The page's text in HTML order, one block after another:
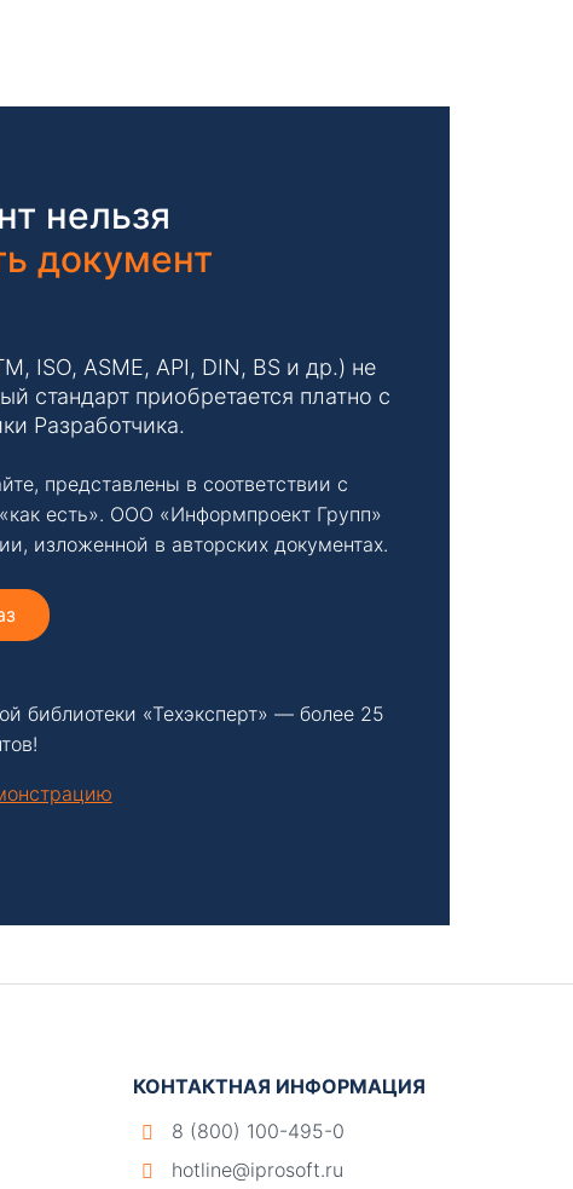
нельзя
документ
ISO, ASME, API, DIN, BS и др.) не
стандарт приобретается платно с
Разработчика.
представлены в соответствии с
есть». ООО «Информпроект Групп»
изложенной в авторских документах.
библиотеки «Техэксперт» — более 25
КОНТАКТНАЯ ИНФОРМАЦИЯ
8 (800) 100-495-0
hotline@iprosoft.ru